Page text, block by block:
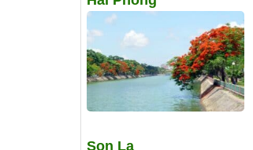
Son La